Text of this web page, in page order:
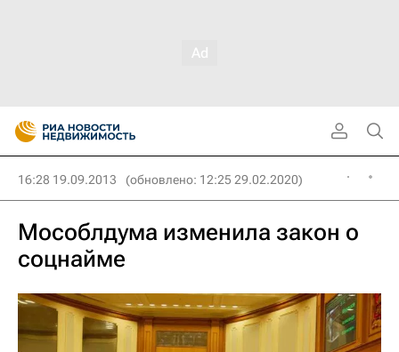
16:28 19.09.2013 (обновлено: 12:25 29.02.2020)
Мособлдума изменила закон о
соцнайме